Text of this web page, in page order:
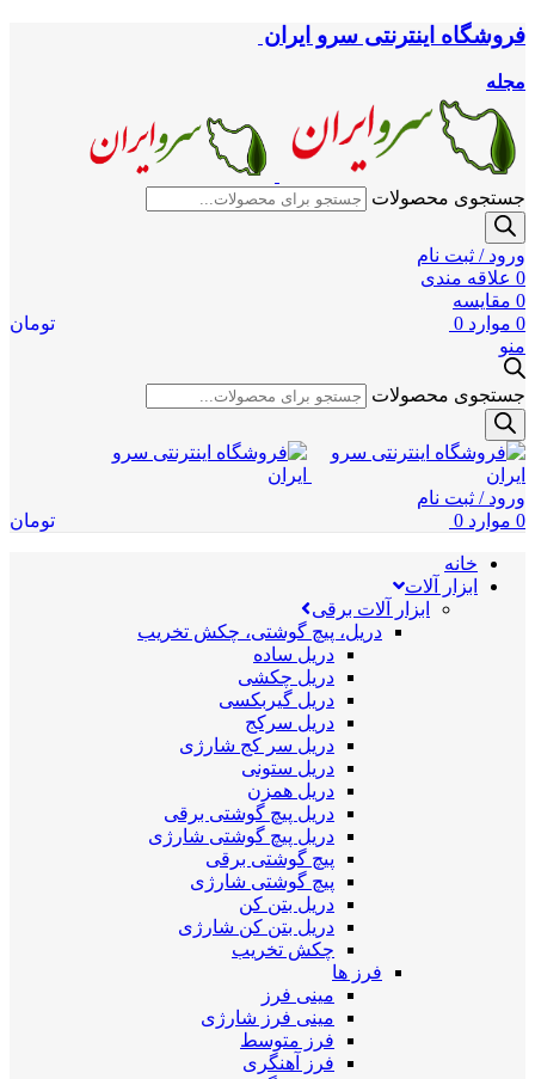
فروشگاه اینترنتی سرو ایران
مجله
جستجوی محصولات
ورود / ثبت نام
0 علاقه مندی
0 مقایسه
0 موارد 0
تومان
منو
جستجوی محصولات
ورود / ثبت نام
0 موارد 0 تومان
خانه
ابزار آلات
ابزار آلات برقی
دریل، پیچ گوشتی، چکش تخریب
دریل ساده
دریل چکشی
دریل گیربکسی
دریل سرکج
دریل سر کج شارژی
دریل ستونی
دریل همزن
دریل پیچ گوشتی برقی
دریل پیچ گوشتی شارژی
پیچ گوشتی برقی
پیچ گوشتی شارژی
دریل بتن کن
دریل بتن کن شارژی
چکش تخریب
فرز ها
مینی فرز
مینی فرز شارژی
فرز متوسط
فرز آهنگری